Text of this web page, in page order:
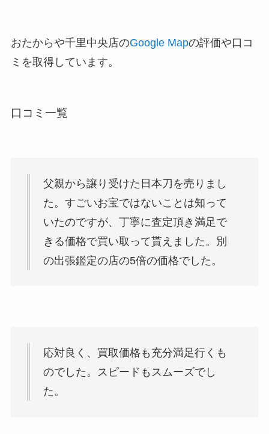
おたからや千里中央店のGoogle Mapの評価や口コ
ミを取得しています。
口コミ一覧
父親から譲り受けた日本刀を売りまし
た。すごいお宝ではないことは知って
いたのですが、丁寧に査定頂き満足で
きる価格で買い取って貰えました。別
の出張鑑定の店の5倍の価格でした。
応対良く、買取価格も充分満足行くも
のでした。スピードもスムーズでし
た。